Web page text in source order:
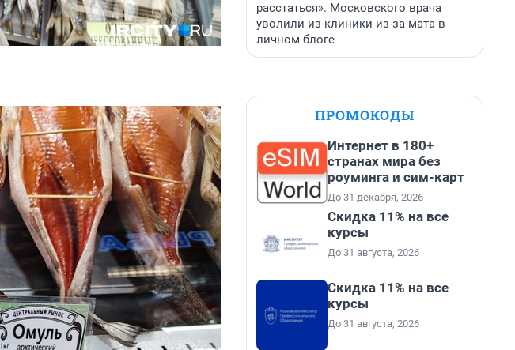
расстаться». Московского врача
уволили из клиники из-за мата в
личном блоге
ПРОМОКОДЫ
Интернет в 180+
странах мира без
роуминга и сим-карт
До 31 декабря, 2026
Скидка 11% на все
курсы
До 31 августа, 2026
Скидка 11% на все
курсы
До 31 августа, 2026